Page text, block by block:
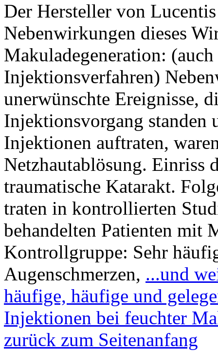
Der Hersteller von
Nebenwirkungen dieses
Makuladegeneration:
Injektionsverfahren)
unerwünschte Ereignisse,
Injektionsvorgang standen
Injektionen auftraten,
Netzhautablösung. Einriss
traumatische Katarakt.
traten in kontrollierten
behandelten Patienten mit
Kontrollgruppe: Sehr
Augenschmerzen, ...und
häufige, häufige und
Injektionen bei feuchter
zurück zum Seitenanfang